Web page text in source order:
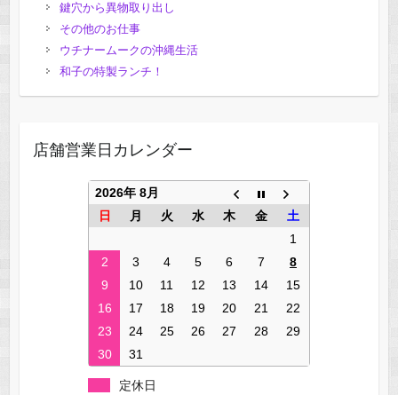
鍵穴から異物取り出し
その他のお仕事
ウチナームークの沖縄生活
和子の特製ランチ！
店舗営業日カレンダー
2026年 8月
日
月 火 水 木 金
土
1
2
3 4 5 6 7
8
9
10 11 12 13 14
15
16
17 18 19 20 21
22
23
24 25 26 27 28
29
30
31
定休日